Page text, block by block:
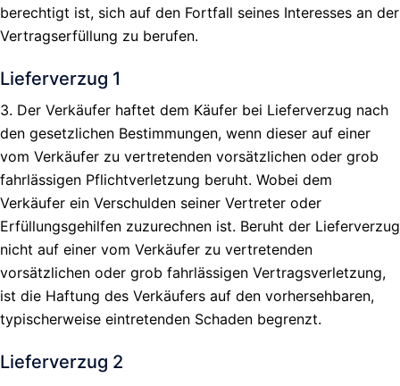
berechtigt ist, sich auf den Fortfall seines Interesses an der
Vertragserfüllung zu berufen.
Lieferverzug 1
3. Der Verkäufer haftet dem Käufer bei Lieferverzug nach
den gesetzlichen Bestimmungen, wenn dieser auf einer
vom Verkäufer zu vertretenden vorsätzlichen oder grob
fahrlässigen Pflichtverletzung beruht. Wobei dem
Verkäufer ein Verschulden seiner Vertreter oder
Erfüllungsgehilfen zuzurechnen ist. Beruht der Lieferverzug
nicht auf einer vom Verkäufer zu vertretenden
vorsätzlichen oder grob fahrlässigen Vertragsverletzung,
ist die Haftung des Verkäufers auf den vorhersehbaren,
typischerweise eintretenden Schaden begrenzt.
Lieferverzug 2